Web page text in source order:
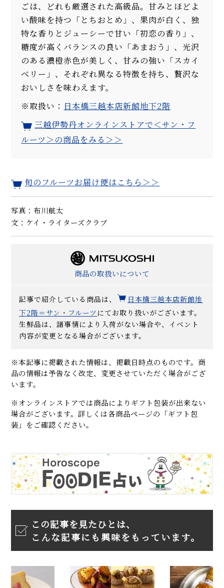
ごは、どれも厳選された高級品。甘みとほどよ
い酸味を持つ「とちおとめ」、果肉が白く、独
特な香りとジューシーで甘い「初恋の香り」、
糖度が高くバランスの良い「あまおう」、光沢
のある濃橙赤色が美しく、甘みの強い「スカイ
ベリー」、それぞれ異なる特徴を持ち、贅沢な
おいしさを味わえます。
※取扱い： 日本橋三越本店新館地下2階
三越伊勢丹オンラインストアで＜サン・フ
ルーツ＞の商品をみる＞＞
旬のフルーツお届け便はこちら＞＞
写真：布川航太
文：ケイ・ライターズクラブ
商品の取扱いについて
記事で紹介している商品は、
日本橋三越本店新館地
下2階＝サン・フルーツ にてお取り扱いがございます。
生鮮品は、諸事情により入荷がない場合や、イベント
内容が変更となる場合がございます。
※本記事に掲載された情報は、掲載日時点のものです。商
品の情報は予告なく改定、変更させていただく場合がござ
います。
※オンラインストアでは商品によりギフト包装が出来ない
場合がございます。詳しくは各商品ページの「ギフト包
装」をご確認ください。
この記事を見たひとは、
こんな記事にも興味をもっています。